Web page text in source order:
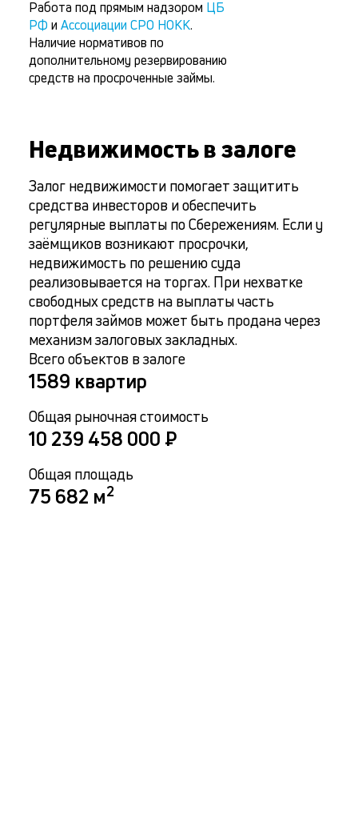
Работа под прямым надзором ЦБ
РФ и Ассоциации СРО НОКК.
Наличие нормативов по
дополнительному резервированию
средств на просроченные займы.
Недвижимость в залоге
Залог недвижимости помогает защитить
средства инвесторов и обеспечить
регулярные выплаты по Сбережениям. Если у
заёмщиков возникают просрочки,
недвижимость по решению суда
реализовывается на торгах. При нехватке
свободных средств на выплаты часть
портфеля займов может быть продана через
механизм залоговых закладных.
Всего объектов в залоге
1589 квартир
Общая рыночная стоимость
10 239 458 000 ₽
Общая площадь
75 682 м2